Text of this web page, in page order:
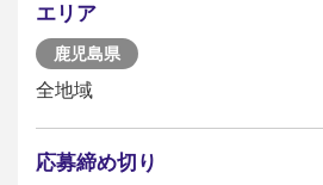
エリア
鹿児島県
全地域
応募締め切り